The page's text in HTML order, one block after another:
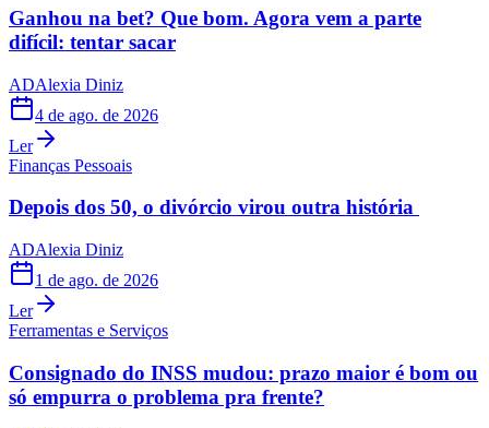
Ganhou na bet? Que bom. Agora vem a parte
difícil: tentar sacar
ADAlexia Diniz
4 de ago. de 2026
Ler
Finanças Pessoais
Depois dos 50, o divórcio virou outra história
ADAlexia Diniz
1 de ago. de 2026
Ler
Ferramentas e Serviços
Consignado do INSS mudou: prazo maior é bom ou
só empurra o problema pra frente?